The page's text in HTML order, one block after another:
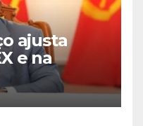
ajusta
e na
Sul